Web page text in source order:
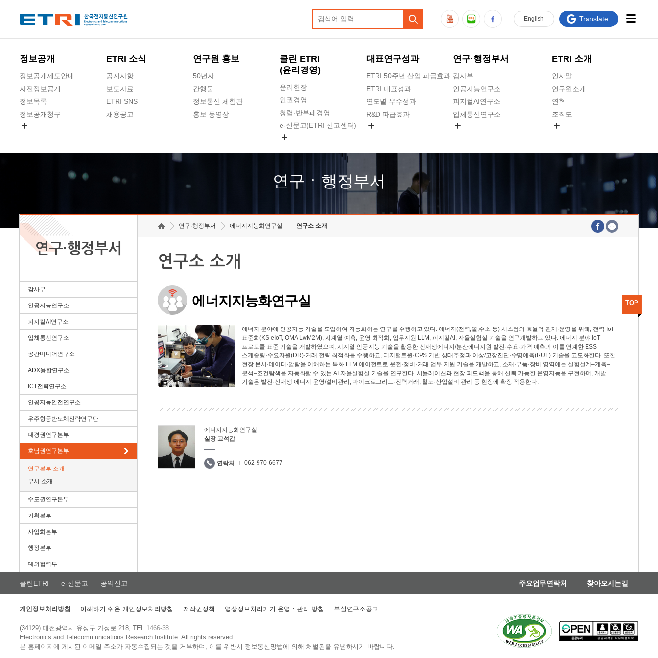
정보공개
정보공개제도안내
사전정보공개
정보목록
정보공개청구
ETRI 소식
공지사항
보도자료
ETRI SNS
채용공고
연구원 홍보
50년사
간행물
정보통신 체험관
홍보 동영상
클린 ETRI
(윤리경영)
윤리헌장
인권경영
청렴·반부패경영
e-신문고(ETRI 신고센터)
고객의소리
수의계약 현황
대표연구성과
ETRI 50주년 산업 파급효과
ETRI 대표성과
연도별 우수성과
R&D 파급효과
연구·행정부서
감사부
인공지능연구소
피지컬AI연구소
입체통신연구소
호남권연구본부
기획본부
ETRI 소개
인사말
연구원소개
연혁
조직도
연구원 고객헌장
주요업무연락처
English Translate
연구ㆍ행정부서
연구·행정부서
감사부
인공지능연구소
피지컬AI연구소
입체통신연구소
공간미디어연구소
ADX융합연구소
ICT전략연구소
인공지능안전연구소
우주항공반도체전략연구단
대경권연구본부
호남권연구본부
연구본부 소개
부서 소개
수도권연구본부
기획본부
사업화본부
행정본부
대외협력부
연구·행정부서 에너지지능화연구실 연구소 소개
연구소 소개
에너지지능화연구실
에너지 분야에 인공지능 기술을 도입하여 지능화하는 연구를 수행하고 있다. 에너지(전력,열,수소 등) 시스템의 효율적 관제·운영을 위해, 전력 IoT
표준화(KS eIoT, OMA LwM2M), 시계열 예측, 운영 최적화, 업무지원 LLM, 피지컬AI, 자율실험실 기술을 연구개발하고 있다. 에너지 분야 IoT
프로토콜 표준 기술을 개발하였으며, 시계열 인공지능 기술을 활용한 신재생에너지/분산에너지원 발전·수요·가격 예측과 이를 연계한 ESS
스케줄링·수요자원(DR)·거래 전략 최적화를 수행하고, 디지털트윈·CPS 기반 상태추정과 이상/고장진단·수명예측(RUL) 기술을 고도화한다. 또한
현장 문서·데이터·알람을 이해하는 특화 LLM 에이전트로 운전·정비·거래 업무 지원 기술을 개발하고, 소재·부품·장비 영역에는 실험설계–계측–
분석–조건탐색을 자동화할 수 있는 AI 자율실험실 기술을 연구한다. 시뮬레이션과 현장 피드백을 통해 신뢰 가능한 운영지능을 구현하며, 개발
기술은 발전·신재생 에너지 운영/설비관리, 마이크로그리드·전력거래, 철도·산업설비 관리 등 현장에 확장 적용한다.
에너지지능화연구실
실장 고석갑
연락처 062-970-6677
TOP
클린ETRI e-신문고 공익신고 주요업무연락처 찾아오시는길
개인정보처리방침 이해하기 쉬운 개인정보처리방침 저작권정책 영상정보처리기기 운영ㆍ관리 방침 부설연구소공고
(34129) 대전광역시 유성구 가정로 218, TEL 1466-38
Electronics and Telecommunications Research Institute.All rights reserved.
본 홈페이지에 게시된 이메일 주소가 자동수집되는 것을 거부하며, 이를 위반시 정보통신망법에 의해 처벌됨을 유념하시기 바랍니다.